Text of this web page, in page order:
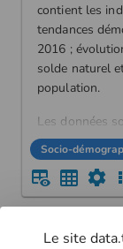
contient les
tendances
2016 ;
solde naturel
population.
Les données
population
chiffres clés
2011 et 2016".
Socio-
Le site